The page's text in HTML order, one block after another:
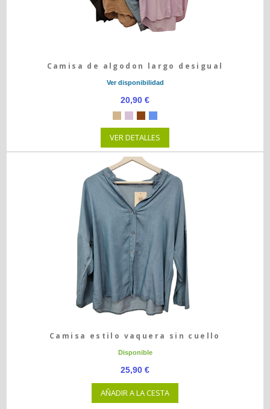
Camisa de algodon largo desigual
Ver disponibilidad
20,90 €
VER DETALLES
Camisa estilo vaquera sin cuello
Disponible
25,90 €
AÑADIR A LA CESTA